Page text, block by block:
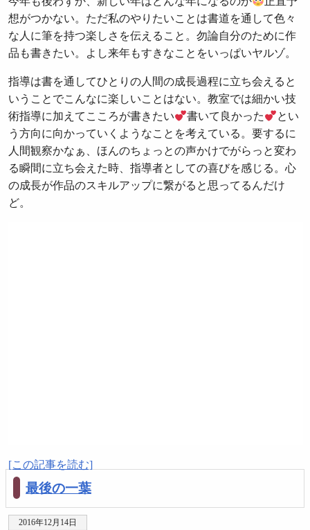
想がつかない。ただ私のやりたいことは書道を通して色々
な人に筆を持つ楽しさを伝えること。勿論自分のために作
品も書きたい。よし来年もすきなことをいっぱいヤルゾ。
指導は書を通してひとりの人間の成長過程に立ち会えると
いうことでこんなに楽しいことはない。教室では細かい技
術指導に加えてこころが書きたい
書いて良かった
とい
う方向に向かっていくようなことを考えている。要するに
人間観察かなぁ、ほんのちょっとの声かけでがらっと変わ
る瞬間に立ち会えた時、指導者としての喜びを感じる。心
の成長が作品のスキルアップに繋がると思ってるんだけ
ど。
[この記事を読む]
最後の一葉
2016年12月14日